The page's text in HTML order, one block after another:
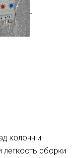
колонн и
легкость сборки